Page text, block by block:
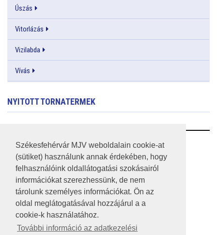
Székesfehérvár MJV weboldalain cookie-at
(sütiket) használunk annak érdekében, hogy
felhasználóink oldallátogatási szokásairól
információkat szerezhessünk, de nem
tárolunk személyes információkat. Ön az
oldal meglátogatásával hozzájárul a a
cookie-k használatához.
További információ az adatkezelési
Úszás
Vitorlázás
Vizilabda
Vívás
NYITOTT TORNATERMEK
RSS
A HONLAP 2017.03.31-I ÁLLAPOTA
JOGI NYILATKOZAT
IMPRESSZUM